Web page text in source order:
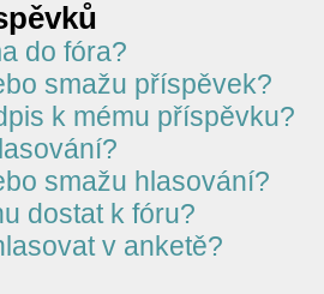
do fóra?
smažu příspěvek?
k mému příspěvku?
smažu hlasování?
dostat k fóru?
v anketě?